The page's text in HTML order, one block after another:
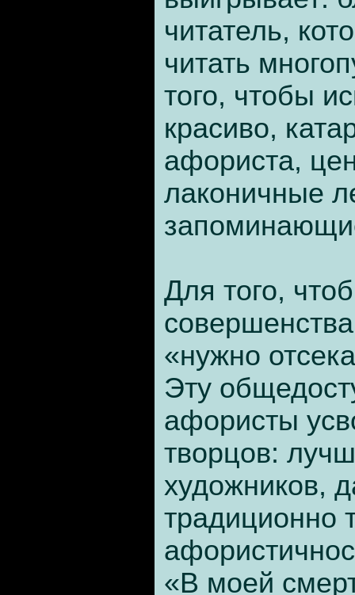
читатель,
читать
того, чтобы
красиво,
афориста,
лаконичные
Для того,
«нужно
Эту
афористы
творцов:
художников,
традиционно
«В моей